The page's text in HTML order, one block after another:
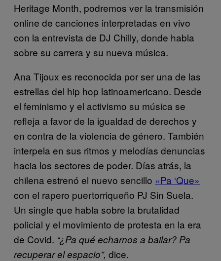
Heritage Month, podremos ver la transmisión
online de canciones interpretadas en vivo
con la entrevista de DJ Chilly, donde habla
sobre su carrera y su nueva música.
Ana Tijoux es reconocida por ser una de las
estrellas del hip hop latinoamericano. Desde
el feminismo y el activismo su música se
refleja a favor de la igualdad de derechos y
en contra de la violencia de género. También
interpela en sus ritmos y melodías denuncias
hacia los sectores de poder. Días atrás, la
chilena estrenó el nuevo sencillo «Pa ‘Que»
con el rapero puertorriqueño PJ Sin Suela.
Un single que habla sobre la brutalidad
policial y el movimiento de protesta en la era
de Covid. “¿Pa qué echarnos a bailar? Pa
recuperar el espacio”, dice.